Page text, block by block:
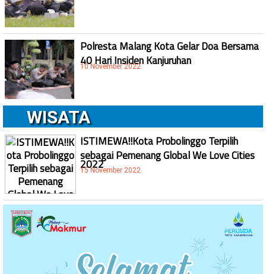
Polresta Malang Kota Gelar Doa Bersama
40 Hari Insiden Kanjuruhan
10 November 2022
WISATA
ISTIMEWA!!Kota Probolinggo Terpilih
sebagai Pemenang Global We Love Cities
2022
15 November 2022